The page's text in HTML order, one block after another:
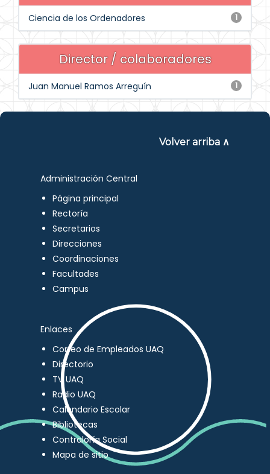
1
Ciencia de los Ordenadores
Director / colaboradores
1
Juan Manuel Ramos Arreguín
Volver arriba ∧
Administración Central
Página principal
Rectoría
Secretarios
Direcciones
Coordinaciones
Facultades
Campus
Enlaces
Correo de Empleados UAQ
Directorio
TV UAQ
Radio UAQ
Calendario Escolar
Bibliotecas
Contraloría Social
Mapa de sitio